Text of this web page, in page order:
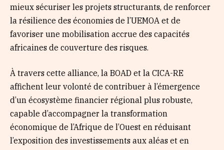
mieux sécuriser les projets structurants, de renforcer
la résilience des économies de l’UEMOA et de
favoriser une mobilisation accrue des capacités
africaines de couverture des risques.
À travers cette alliance, la BOAD et la CICA-RE
affichent leur volonté de contribuer à l’émergence
d’un écosystème financier régional plus robuste,
capable d’accompagner la transformation
économique de l’Afrique de l’Ouest en réduisant
l’exposition des investissements aux aléas et en